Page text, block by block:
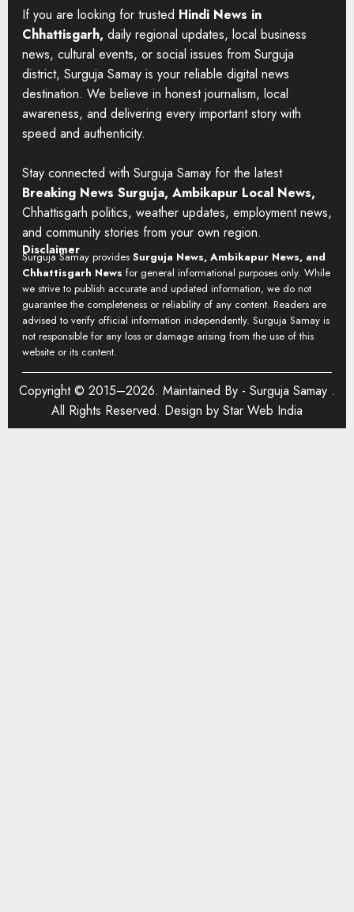
If you are looking for trusted Hindi News in
Chhattisgarh, daily regional updates, local business
news, cultural events, or social issues from Surguja
district, Surguja Samay is your reliable digital news
destination. We believe in honest journalism, local
awareness, and delivering every important story with
speed and authenticity.
Stay connected with Surguja Samay for the latest
Breaking News Surguja, Ambikapur Local News,
Chhattisgarh politics, weather updates, employment news,
and community stories from your own region.
Disclaimer
Surguja Samay provides Surguja News, Ambikapur News, and
Chhattisgarh News for general informational purposes only. While
we strive to publish accurate and updated information, we do not
guarantee the completeness or reliability of any content. Readers are
advised to verify official information independently. Surguja Samay is
not responsible for any loss or damage arising from the use of this
website or its content.
Copyright © 2015–2026. Maintained By - Surguja Samay .
All Rights Reserved. Design by Star Web India